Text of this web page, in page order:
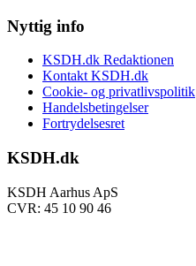
Nyttig info
KSDH.dk Redaktionen
Kontakt KSDH.dk
Cookie- og privatlivspolitik
Handelsbetingelser
Fortrydelsesret
KSDH.dk
KSDH Aarhus ApS
CVR: 45 10 90 46